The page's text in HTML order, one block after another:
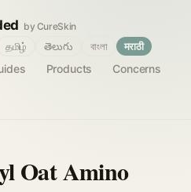
by CureSkin
Products
Concerns
தமிழ் తెలుగు বাংলা मराठी
Oat Amino